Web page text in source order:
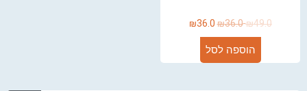
₪49.0
₪36.0
₪36.0
הוספה לסל